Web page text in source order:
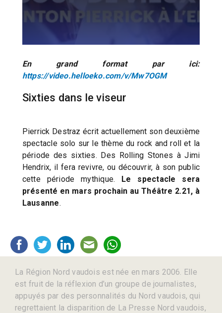
En grand format par ici:
https://video.helloeko.com/v/Mw7OGM
Sixties dans le viseur
Pierrick Destraz écrit actuellement son deuxième
spectacle solo sur le thème du rock and roll et la
période des sixties. Des Rolling Stones à Jimi
Hendrix, il fera revivre, ou découvrir, à son public
cette période mythique. Le spectacle sera
présenté en mars prochain au Théâtre 2.21, à
Lausanne.
La Région Nord vaudois est née en mars 2006. Elle
est fruit de la réflexion d’un groupe de journalistes,
appuyés par des personnalités du Nord vaudois, qui
regrettaient la disparition de La Presse Nord vaudois,